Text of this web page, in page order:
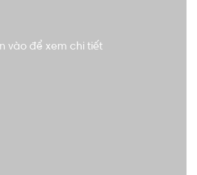
vào để xem chi tiết